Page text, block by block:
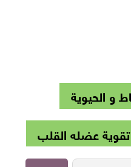
و الحيوية
تقوية عضله القلب